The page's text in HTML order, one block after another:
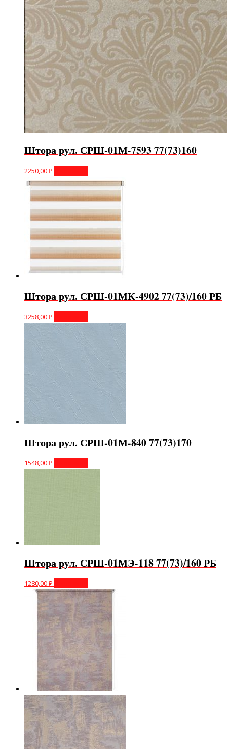
Штора рул. СРШ-01М-7593 77(73)160
2250,00₽
Штора рул. СРШ-01МК-4902 77(73)/160 РБ
3258,00₽
Штора рул. СРШ-01М-840 77(73)170
1548,00₽
Штора рул. СРШ-01МЭ-118 77(73)/160 РБ
1280,00₽